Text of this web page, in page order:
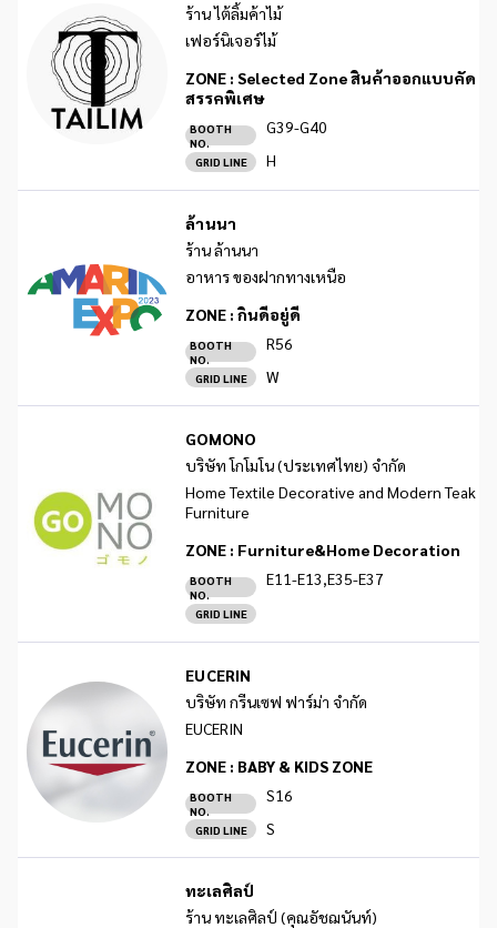
ร้าน ไต้ลิ้มค้าไม้
เฟอร์นิเจอร์ไม้
ZONE :Selected Zone สินค้าออกแบบคัด
สรรคพิเศษ
BOOTH
NO.
G39-G40
GRID LINE H
ล้านนา
ร้าน ล้านนา
อาหาร ของฝากทางเหนือ
ZONE :กินดีอยู่ดี
BOOTH
NO.
R56
GRID LINE W
GOMONO
บริษัท โกโมโน (ประเทศไทย) จำกัด
Home Textile Decorative and Modern Teak
Furniture
ZONE : Furniture&Home Decoration
BOOTH
NO.
E11-E13,E35-E37
GRID LINE
EUCERIN
บริษัท กรีนเซฟ ฟาร์ม่า จำกัด
EUCERIN
ZONE : BABY & KIDS ZONE
BOOTH
NO.
S16
GRID LINE S
ทะเลศิลป์
ร้าน ทะเลศิลป์ (คุณอัชฌนันท์)